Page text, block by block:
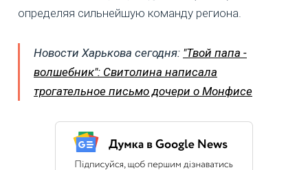
определяя сильнейшую команду региона.
Новости Харькова сегодня: "Твой папа -
волшебник": Свитолина написала
трогательное письмо дочери о Монфисе